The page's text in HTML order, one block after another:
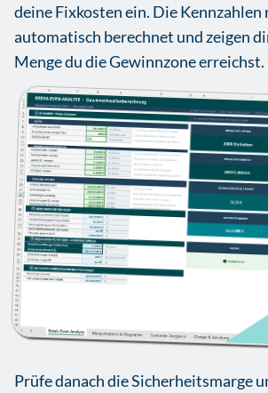
deine Fixkosten ein. Die Kennzahlen
automatisch berechnet und zeigen
Menge du die Gewinnzone erreichst.
Prüfe danach die Sicherheitsmarge